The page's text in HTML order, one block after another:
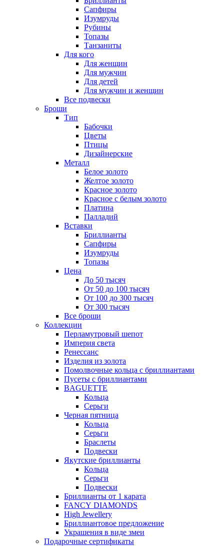
Сапфиры
Изумруды
Рубины
Топазы
Танзаниты
Для кого
Для женщин
Для мужчин
Для детей
Для мужчин и женщин
Все подвески
Броши
Тип
Бабочки
Цветы
Птицы
Дизайнерские
Металл
Белое золото
Желтое золото
Красное золото
Красное с белым золото
Платина
Палладий
Вставки
Бриллианты
Сапфиры
Изумруды
Топазы
Цена
До 50 тысяч
От 50 до 100 тысяч
От 100 до 300 тысяч
От 300 тысяч
Все броши
Коллекции
Перламутровый шепот
Империя света
Ренессанс
Изделия из золота
Помолвочные кольца с бриллиантами
Пусеты с бриллиантами
BAGUETTE
Кольца
Серьги
Черная пятница
Кольца
Серьги
Браслеты
Подвески
Якутские бриллианты
Кольца
Серьги
Подвески
Бриллианты от 1 карата
FANCY DIAMONDS
High Jewellery
Бриллиантовое предложение
Украшения в виде змеи
Подарочные сертификаты